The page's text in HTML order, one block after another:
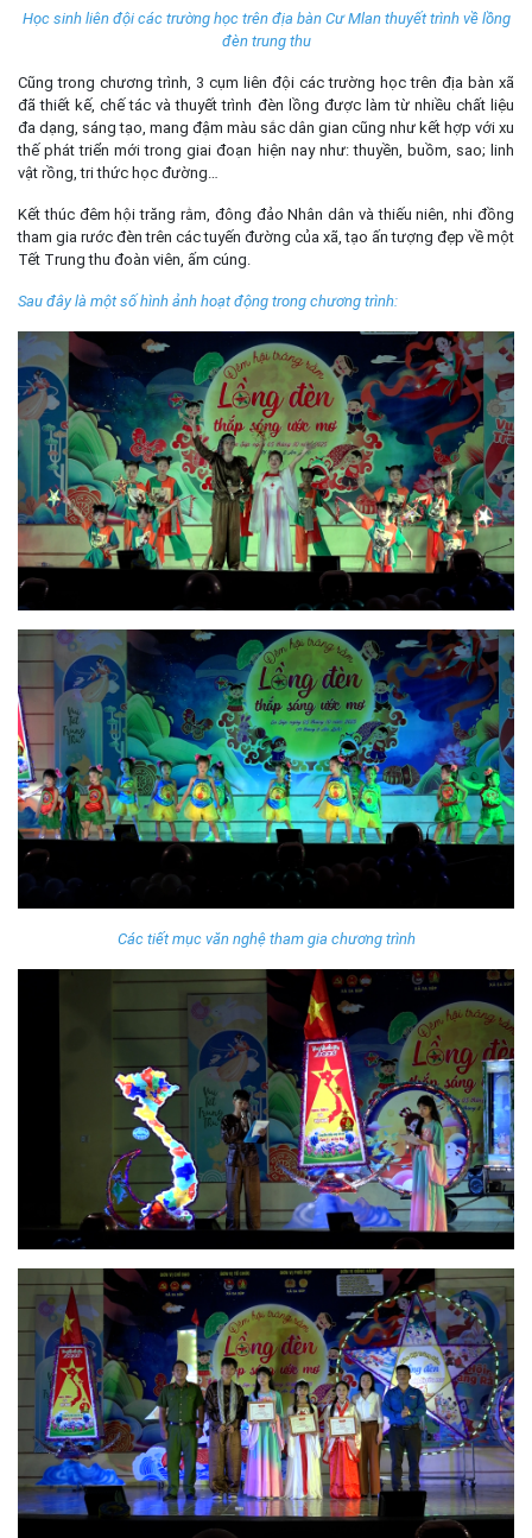
Học sinh liên đội các trường học trên địa bàn Cư Mlan thuyết trình về lồng
đèn trung thu
Cũng trong chương trình, 3 cụm liên đội các trường học trên địa bàn xã
đã thiết kế, chế tác và thuyết trình đèn lồng được làm từ nhiều chất liệu
đa dạng, sáng tạo, mang đậm màu sắc dân gian cũng như kết hợp với xu
thế phát triển mới trong giai đoạn hiện nay như: thuyền, buồm, sao; linh
vật rồng, tri thức học đường…
Kết thúc đêm hội trăng rằm, đông đảo Nhân dân và thiếu niên, nhi đồng
tham gia rước đèn trên các tuyến đường của xã, tạo ấn tượng đẹp về một
Tết Trung thu đoàn viên, ấm cúng.
Sau đây là một số hình ảnh hoạt động trong chương trình:
Các tiết mục văn nghệ tham gia chương trình